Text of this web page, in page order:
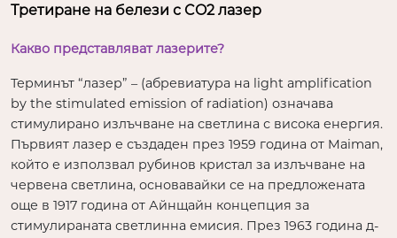
Третиране на белези с CO2 лазер
Какво представляват лазерите?
Терминът “лазер” – (абревиатура на light amplification
by the stimulated emission of radiation) означава
стимулирано излъчване на светлина с висока енергия.
Първият лазер е създаден през 1959 година от Maiman,
който е използвал рубинов кристал за излъчване на
червена светлина, основавайки се на предложената
още в 1917 година от Айнщайн концепция за
стимулираната светлинна емисия. През 1963 година д-